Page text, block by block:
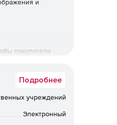
и
покупатели
MAGIX VR Studio
Подробнее
учреждений
Электронный